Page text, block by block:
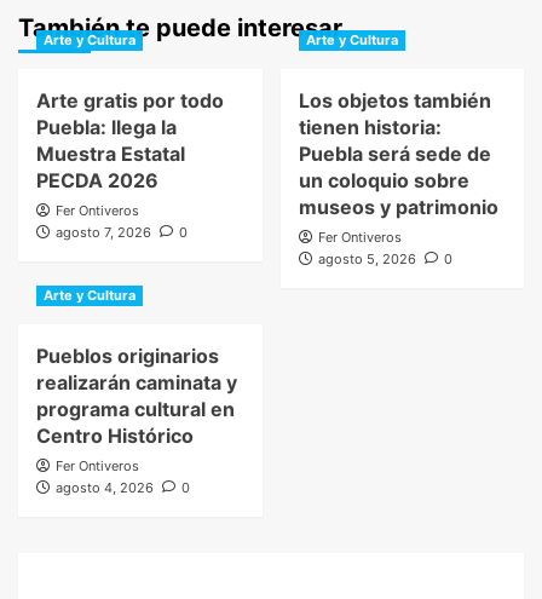
También te puede interesar
Arte y Cultura
Arte gratis por todo
Puebla: llega la
Muestra Estatal
PECDA 2026
Fer Ontiveros
agosto 7, 2026
0
Arte y Cultura
Los objetos también
tienen historia:
Puebla será sede de
un coloquio sobre
museos y patrimonio
Fer Ontiveros
agosto 5, 2026
0
Arte y Cultura
Pueblos originarios
realizarán caminata y
programa cultural en
Centro Histórico
Fer Ontiveros
agosto 4, 2026
0